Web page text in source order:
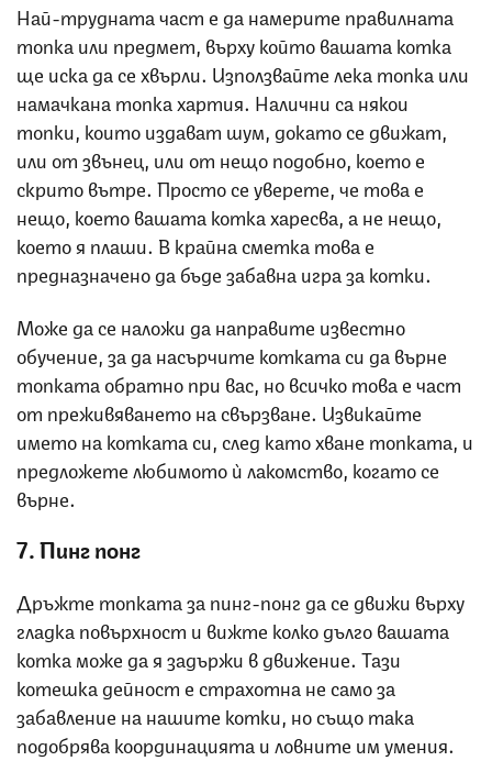
Най-трудната част е да намерите правилната
топка или предмет, върху който вашата котка
ще иска да се хвърли. Използвайте лека топка или
намачкана топка хартия. Налични са някои
топки, които издават шум, докато се движат,
или от звънец, или от нещо подобно, което е
скрито вътре. Просто се уверете, че това е
нещо, което вашата котка харесва, а не нещо,
което я плаши. В крайна сметка това е
предназначено да бъде забавна игра за котки.
Може да се наложи да направите известно
обучение, за да насърчите котката си да върне
топката обратно при вас, но всичко това е част
от преживяването на свързване. Извикайте
името на котката си, след като хване топката, и
предложете любимото ѝ лакомство, когато се
върне.
7. Пинг понг
Дръжте топката за пинг-понг да се движи върху
гладка повърхност и вижте колко дълго вашата
котка може да я задържи в движение. Тази
котешка дейност е страхотна не само за
забавление на нашите котки, но също така
подобрява координацията и ловните им умения.